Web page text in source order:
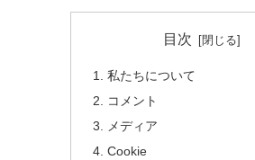
目次
私たちについて
コメント
メディア
Cookie